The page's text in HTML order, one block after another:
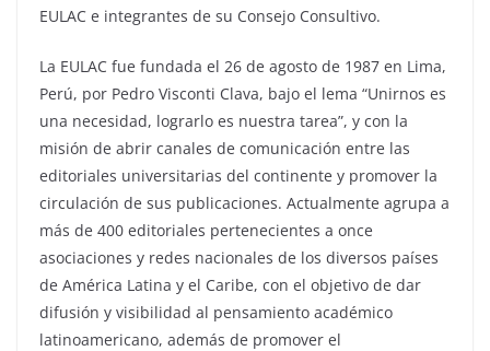
EULAC e integrantes de su Consejo Consultivo.
La EULAC fue fundada el 26 de agosto de 1987 en Lima,
Perú, por Pedro Visconti Clava, bajo el lema “Unirnos es
una necesidad, lograrlo es nuestra tarea”, y con la
misión de abrir canales de comunicación entre las
editoriales universitarias del continente y promover la
circulación de sus publicaciones. Actualmente agrupa a
más de 400 editoriales pertenecientes a once
asociaciones y redes nacionales de los diversos países
de América Latina y el Caribe, con el objetivo de dar
difusión y visibilidad al pensamiento académico
latinoamericano, además de promover el